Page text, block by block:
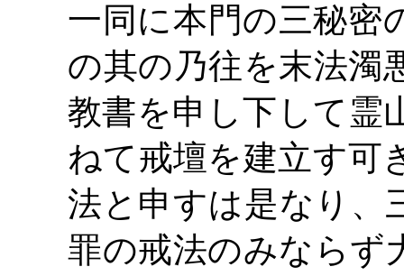
一同に本門の三秘密
の其の乃往を末法濁
教書を申し下して霊
ねて戒壇を建立す可
法と申すは是なり、
罪の戒法のみならず